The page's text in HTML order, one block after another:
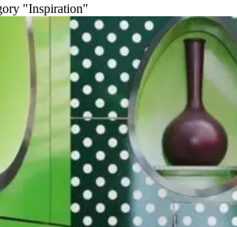
"Inspiration"